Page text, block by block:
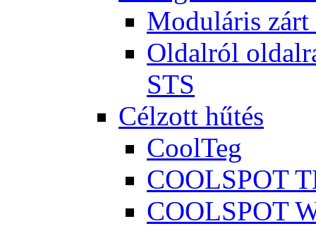
Moduláris
Oldalról
STS
Célzott hűtés
CoolTeg
COOLSPOT
COOLSPOT